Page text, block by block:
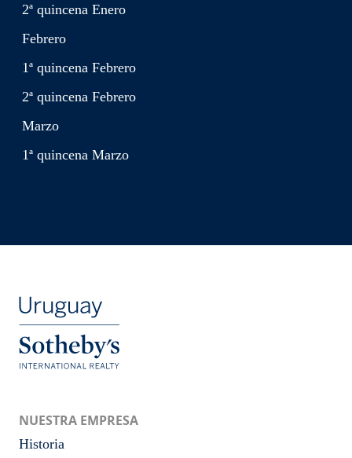
2ª quincena Enero
Febrero
1ª quincena Febrero
2ª quincena Febrero
Marzo
1ª quincena Marzo
NUESTRA EMPRESA
Historia